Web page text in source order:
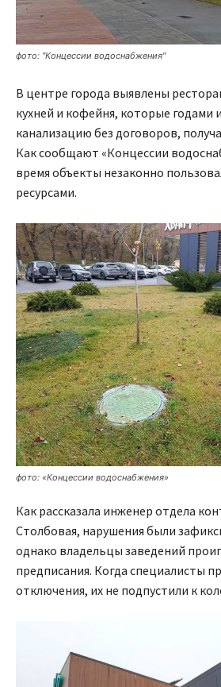
фото: "Концессии водоснабжения"
В центре города выявлены
кухней и кофейня, которые годами
канализацию без договоров,
Как сообщают «Концессии
время объекты незаконно
ресурсами.
фото: «Концессии водоснабжения»
Как рассказала инженер отдела
Столбовая, нарушения были
однако владельцы заведений
предписания. Когда специалисты
отключения, их не подпустили к